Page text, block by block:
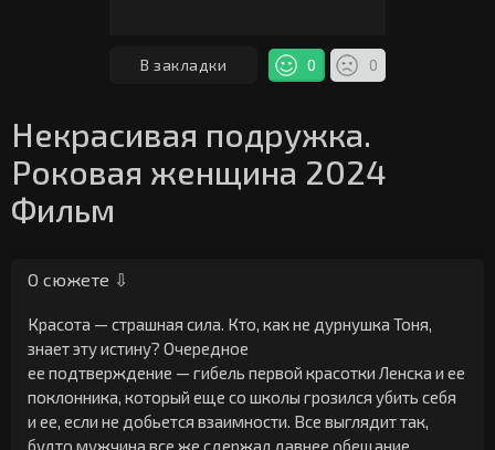
В закладки 0 0
Некрасивая подружка.
Роковая женщина 2024
Фильм
О сюжете ⇩
Красота — страшная сила. Кто, как не дурнушка Тоня,
знает эту истину? Очередное
ее подтверждение — гибель первой красотки Ленска и ее
поклонника, который еще со школы грозился убить себя
и ее, если не добьется взаимности. Все выглядит так,
будто мужчина все же сдержал давнее обещание.